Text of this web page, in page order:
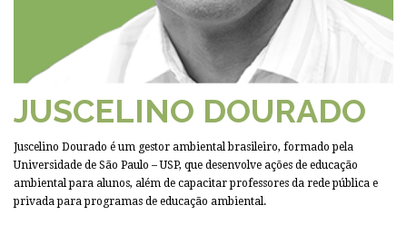
JUSCELINO DOURADO
Juscelino Dourado é um gestor ambiental brasileiro, formado pela
Universidade de São Paulo – USP, que desenvolve ações de educação
ambiental para alunos, além de capacitar professores da rede pública e
privada para programas de educação ambiental.